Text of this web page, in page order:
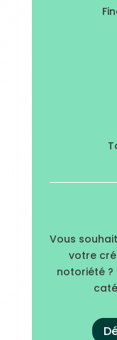
Vous
votre
notoriété ?